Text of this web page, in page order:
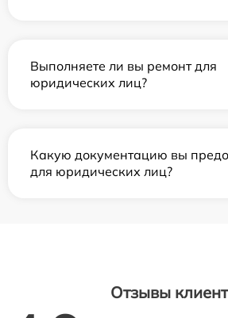
Выполняете ли вы ремонт для
юридических лиц?
Какую документацию вы
для юридических лиц?
Отзывы